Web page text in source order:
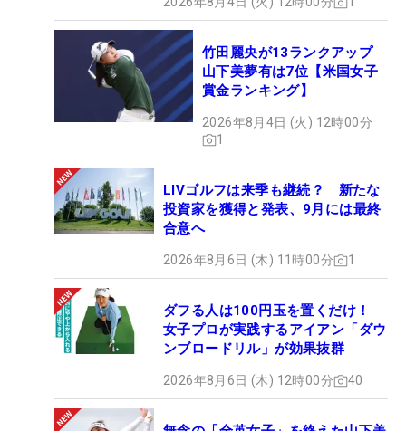
竹田麗央が13ランクアップ
山下美夢有は7位【米国女子
賞金ランキング】
2026年8月4日 (火) 12時00分
1
LIVゴルフは来季も継続？ 新たな
投資家を獲得と発表、9月には最終
合意へ
2026年8月6日 (木) 11時00分 1
ダフる人は100円玉を置くだけ！
女子プロが実践するアイアン「ダウ
ンブロードリル」が効果抜群
2026年8月6日 (木) 12時00分 40